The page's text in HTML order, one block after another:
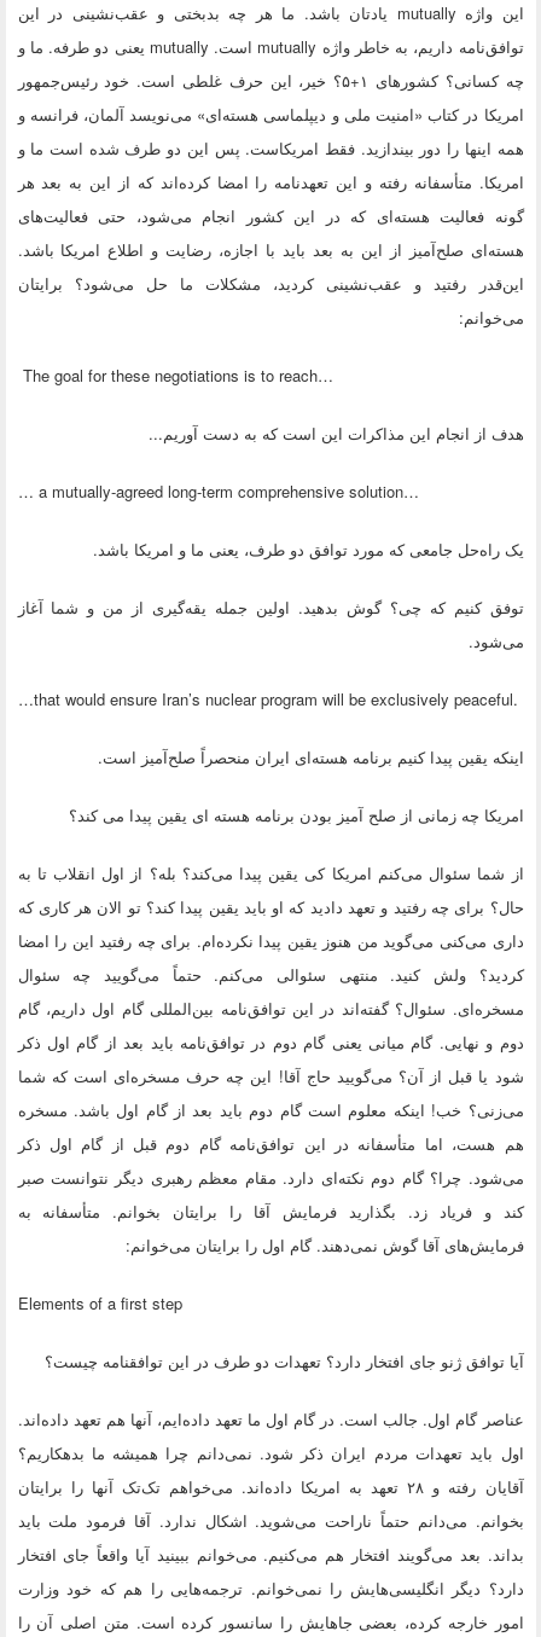
این واژه mutually یادتان باشد. ما هر چه بدبختی و عقب‌نشینی در این
توافق‌نامه داریم، به خاطر واژه mutually است. mutually یعنی دو طرفه. ما و
چه کسانی؟ کشورهای ۱+۵؟ خیر، این حرف غلطی است. خود رئیس‌جمهور
امریکا در کتاب «امنیت ملی و دیپلماسی هسته‌ای» می‌نویسد آلمان، فرانسه و
همه اینها را دور بیندازید. فقط امریکاست. پس این دو طرف شده است ما و
امریکا. متأسفانه رفته و این تعهدنامه را امضا کرده‌اند که از این به بعد هر
گونه فعالیت هسته‌ای که در این کشور انجام می‌شود، حتی فعالیت‌های
هسته‌ای صلح‌آمیز از این به بعد باید با اجازه، رضایت و اطلاع امریکا باشد.
این‌قدر رفتید و عقب‌نشینی کردید، مشکلات ما حل می‌شود؟ برایتان
می‌خوانم:
The goal for these negotiations is to reach…
هدف از انجام این مذاکرات این است که به دست آوریم...
… a mutually-agreed long-term comprehensive solution…
یک راه‌حل جامعی که مورد توافق دو طرف، یعنی ما و امریکا باشد.
توفق کنیم که چی؟ گوش بدهید. اولین جمله یقه‌گیری از من و شما آغاز
می‌شود.
…that would ensure Iran’s nuclear program will be exclusively peaceful.
اینکه یقین پیدا کنیم برنامه هسته‌ای ایران منحصراً صلح‌آمیز است.
امریکا چه زمانی از صلح آمیز بودن برنامه هسته ای یقین پیدا می کند؟
از شما سئوال می‌کنم امریکا کی یقین پیدا می‌کند؟ بله؟ از اول انقلاب تا به
حال؟ برای چه رفتید و تعهد دادید که او باید یقین پیدا کند؟ تو الان هر کاری که
داری می‌کنی می‌گوید من هنوز یقین پیدا نکرده‌ام. برای چه رفتید این را امضا
کردید؟ ولش کنید. منتهی سئوالی می‌کنم. حتماً می‌گویید چه سئوال
مسخره‌ای. سئوال؟ گفته‌اند در این توافق‌نامه بین‌المللی گام اول داریم، گام
دوم و نهایی. گام میانی یعنی گام دوم در توافق‌نامه باید بعد از گام اول ذکر
شود یا قبل از آن؟ می‌گویید حاج آقا! این چه حرف مسخره‌ای است که شما
می‌زنی؟ خب! اینکه معلوم است گام دوم باید بعد از گام اول باشد. مسخره
هم هست، اما متأسفانه در این توافق‌نامه گام دوم قبل از گام اول ذکر
می‌شود. چرا؟ گام دوم نکته‌ای دارد. مقام معظم رهبری دیگر نتوانست صبر
کند و فریاد زد. بگذارید فرمایش آقا را برایتان بخوانم. متأسفانه به
فرمایش‌های آقا گوش نمی‌دهند. گام اول را برایتان می‌خوانم:
Elements of a first step
آیا توافق ژنو جای افتخار دارد؟ تعهدات دو طرف در این توافقنامه چیست؟
عناصر گام اول. جالب است. در گام اول ما تعهد داده‌ایم، آنها هم تعهد داده‌اند.
اول باید تعهدات مردم ایران ذکر شود. نمی‌دانم چرا همیشه ما بدهکاریم؟
آقایان رفته و ۲۸ تعهد به امریکا داده‌اند. می‌خواهم تک‌تک آنها را برایتان
بخوانم. می‌دانم حتماً ناراحت می‌شوید. اشکال ندارد. آقا فرمود ملت باید
بداند. بعد می‌گویند افتخار هم می‌کنیم. می‌خوانم ببینید آیا واقعاً جای افتخار
دارد؟ دیگر انگلیسی‌هایش را نمی‌خوانم. ترجمه‌هایی را هم که خود وزارت
امور خارجه کرده، بعضی جاهایش را سانسور کرده است. متن اصلی آن را